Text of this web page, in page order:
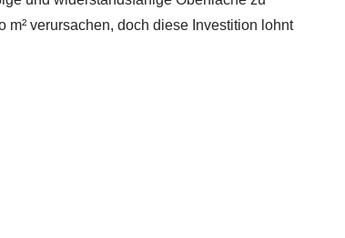
verursachen, doch diese Investition lohnt